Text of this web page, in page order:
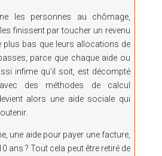
les personnes au chômage,
finissent par toucher un revenu
plus bas que leurs allocations de
parce que chaque aide ou
infime qu’il soit, est décompté
des méthodes de calcul
alors une aide sociale qui
une aide pour payer une facture,
ans ? Tout cela peut être retiré de